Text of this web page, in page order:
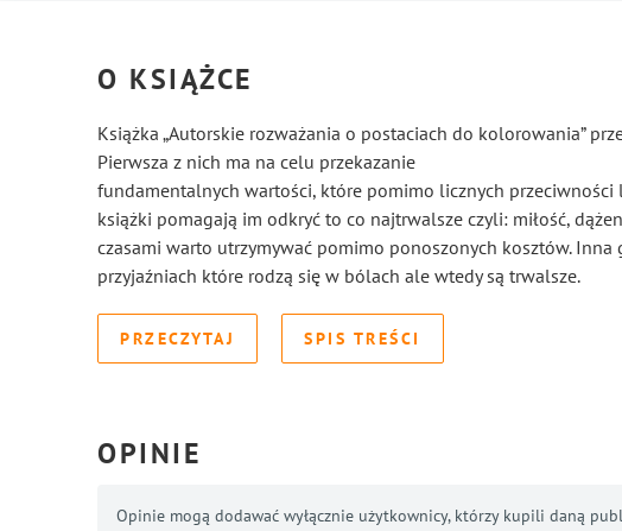
O KSIĄŻCE
Książka „Autorskie rozważania o postaciach do kolorowania”
Pierwsza z nich ma na celu przekazanie
fundamentalnych wartości, które pomimo licznych
książki pomagają im odkryć to co najtrwalsze czyli: miłość,
czasami warto utrzymywać pomimo ponoszonych kosztów. Inna
przyjaźniach które rodzą się w bólach ale wtedy są trwalsze.
PRZECZYTAJ SPIS TREŚCI
OPINIE
Opinie mogą dodawać wyłącznie użytkownicy, którzy kupili daną